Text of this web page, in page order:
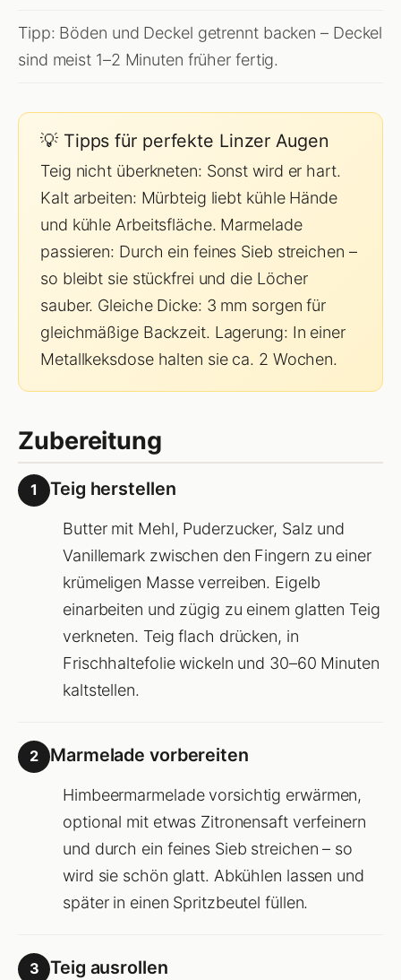
Tipp: Böden und Deckel getrennt backen – Deckel
sind meist 1–2 Minuten früher fertig.
💡 Tipps für perfekte Linzer Augen
Teig nicht überkneten: Sonst wird er hart.
Kalt arbeiten: Mürbteig liebt kühle Hände
und kühle Arbeitsfläche. Marmelade
passieren: Durch ein feines Sieb streichen –
so bleibt sie stückfrei und die Löcher
sauber. Gleiche Dicke: 3 mm sorgen für
gleichmäßige Backzeit. Lagerung: In einer
Metallkeksdose halten sie ca. 2 Wochen.
Zubereitung
1 Teig herstellen
Butter mit Mehl, Puderzucker, Salz und
Vanillemark zwischen den Fingern zu einer
krümeligen Masse verreiben. Eigelb
einarbeiten und zügig zu einem glatten Teig
verkneten. Teig flach drücken, in
Frischhaltefolie wickeln und 30–60 Minuten
kaltstellen.
2 Marmelade vorbereiten
Himbeermarmelade vorsichtig erwärmen,
optional mit etwas Zitronensaft verfeinern
und durch ein feines Sieb streichen – so
wird sie schön glatt. Abkühlen lassen und
später in einen Spritzbeutel füllen.
3 Teig ausrollen